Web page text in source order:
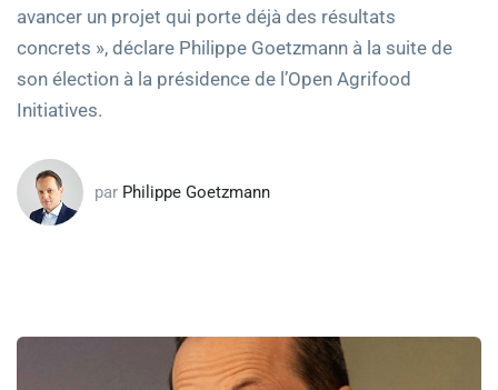
avancer un projet qui porte déjà des résultats
concrets », déclare Philippe Goetzmann à la suite de
son élection à la présidence de l’Open Agrifood
Initiatives.
par Philippe Goetzmann